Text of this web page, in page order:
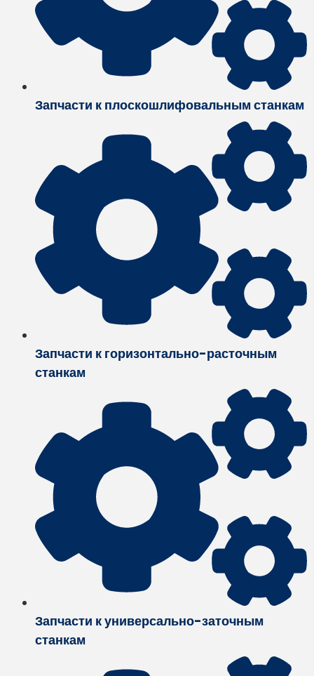
Запчасти к плоскошлифовальным станкам
Запчасти к горизонтально-расточным
станкам
Запчасти к универсально-заточным
станкам